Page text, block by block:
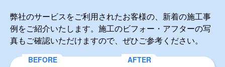
弊社のサービスをご利用されたお客様の、新着の施工事
例をご紹介いたします。施工のビフォー・アフターの写
真もご確認いただけますので、ぜひご参考ください。